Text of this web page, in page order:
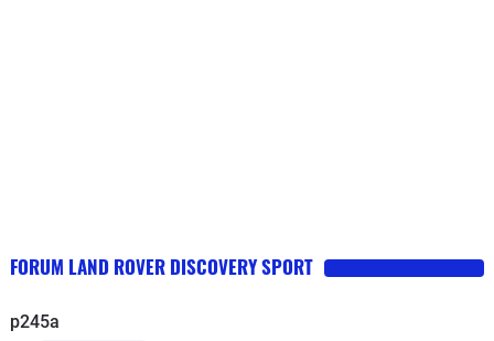
FORUM LAND ROVER DISCOVERY SPORT
p245a